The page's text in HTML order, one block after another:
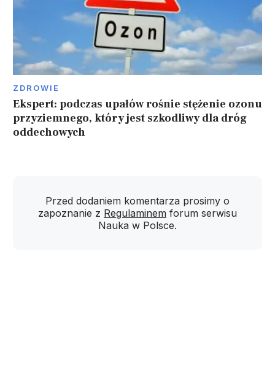
ZDROWIE
Ekspert: podczas upałów rośnie stężenie ozonu
przyziemnego, który jest szkodliwy dla dróg
oddechowych
Przed dodaniem komentarza prosimy o
zapoznanie z Regulaminem forum serwisu
Nauka w Polsce.